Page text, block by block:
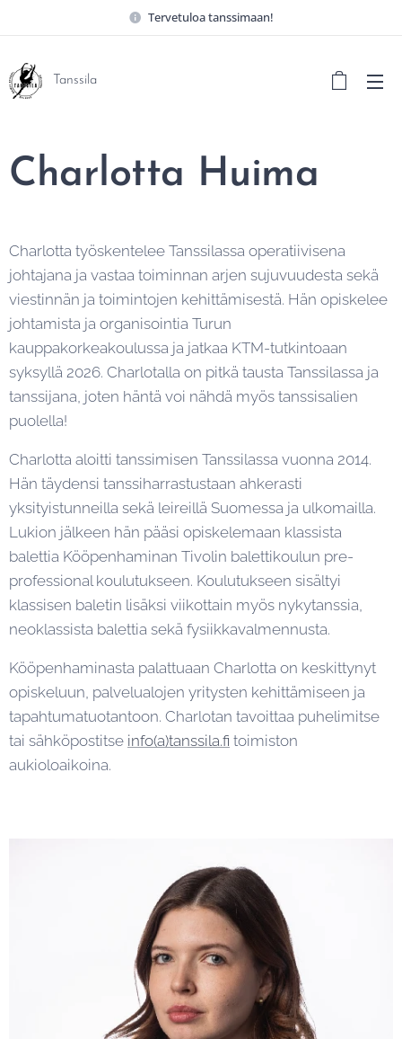
Tervetuloa tanssimaan!
Tanssila
Charlotta Huima
Charlotta työskentelee Tanssilassa operatiivisena
johtajana ja vastaa toiminnan arjen sujuvuudesta sekä
viestinnän ja toimintojen kehittämisestä. Hän opiskelee
johtamista ja organisointia Turun
kauppakorkeakoulussa ja jatkaa KTM-tutkintoaan
syksyllä 2026. Charlotalla on pitkä tausta Tanssilassa ja
tanssijana, joten häntä voi nähdä myös tanssisalien
puolella!
Charlotta aloitti tanssimisen Tanssilassa vuonna 2014.
Hän täydensi tanssiharrastustaan ahkerasti
yksityistunneilla sekä leireillä Suomessa ja ulkomailla.
Lukion jälkeen hän pääsi opiskelemaan klassista
balettia Kööpenhaminan Tivolin balettikoulun pre-
professional koulutukseen. Koulutukseen sisältyi
klassisen baletin lisäksi viikottain myös nykytanssia,
neoklassista balettia sekä fysiikkavalmennusta.
Kööpenhaminasta palattuaan Charlotta on keskittynyt
opiskeluun, palvelualojen yritysten kehittämiseen ja
tapahtumatuotantoon. Charlotan tavoittaa puhelimitse
tai sähköpostitse info(a)tanssila.fi toimiston
aukioloaikoina.